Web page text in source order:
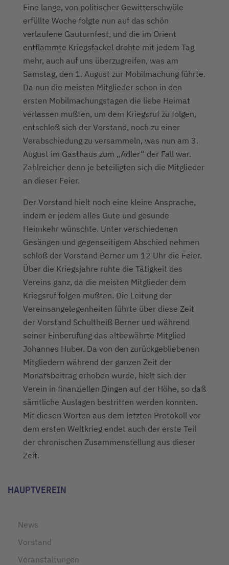
Eine lange, von politischer Gewitterschwüle
erfüllte Woche folgte nun auf das schön
verlaufene Gauturnfest, und die im Orient
entflammte Kriegsfackel drohte mit jedem Tag
mehr, auch auf uns überzugreifen, was am
Samstag, den 1. August zur Mobilmachung führte.
Da nun die meisten Mitglieder schon in den
ersten Mobilmachungstagen die liebe Heimat
verlassen mußten, um dem Kriegsruf zu folgen,
entschloß sich der Vorstand, noch zu einer
Verabschiedung zu versammeln, was nun am 3.
August im Gasthaus zum „Adler“ der Fall war.
Zahlreicher denn je beteiligten sich die Mitglieder
an dieser Feier.
Der Vorstand hielt noch eine kleine Ansprache,
indem er jedem alles Gute und gesunde
Heimkehr wünschte. Unter verschiedenen
Gesängen und gegenseitigem Abschied nehmen
schloß der Vorstand Berner um 12 Uhr die Feier.
Über die Kriegsjahre ruhte die Tätigkeit des
Vereins ganz, da die meisten Mitglieder dem
Kriegsruf folgen mußten. Die Leitung der
Vereinsangelegenheiten führte über diese Zeit
der Vorstand Schultheiß Berner und während
seiner Einberufung das altbewährte Mitglied
Johannes Huber. Da von den zurückgebliebenen
Mitgliedern während der ganzen Zeit der
Monatsbeitrag erhoben wurde, hielt sich der
Verein in finanziellen Dingen auf der Höhe, so daß
sämtliche Auslagen bestritten werden konnten.
Mit diesen Worten aus dem letzten Protokoll vor
dem ersten Weltkrieg endet auch der erste Teil
der chronischen Zusammenstellung aus dieser
Zeit.
HAUPTVEREIN
News
Vorstand
Veranstaltungen